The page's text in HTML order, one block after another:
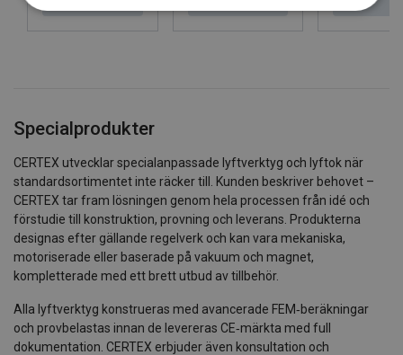
Specialprodukter
CERTEX utvecklar specialanpassade lyftverktyg och lyftok när
standardsortimentet inte räcker till. Kunden beskriver behovet –
CERTEX tar fram lösningen genom hela processen från idé och
förstudie till konstruktion, provning och leverans. Produkterna
designas efter gällande regelverk och kan vara mekaniska,
motoriserade eller baserade på vakuum och magnet,
kompletterade med ett brett utbud av tillbehör.
Alla lyftverktyg konstrueras med avancerade FEM‑beräkningar
och provbelastas innan de levereras CE‑märkta med full
dokumentation. CERTEX erbjuder även konsultation och